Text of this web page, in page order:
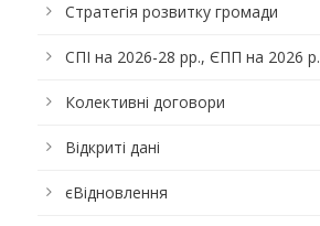
Стратегія розвитку громади
СПІ на 2026-28 рр., ЄПП на 2026 р.
Колективні договори
Відкриті дані
єВідновлення